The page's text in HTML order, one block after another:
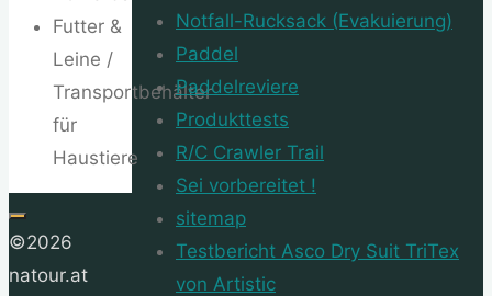
Futter &
Leine /
Transportbehälter
für
Haustiere
Notfall-Rucksack (Evakuierung)
Paddel
Paddelreviere
Produkttests
R/C Crawler Trail
Sei vorbereitet !
sitemap
Testbericht Asco Dry Suit TriTex
von Artistic
©2026
natour.at